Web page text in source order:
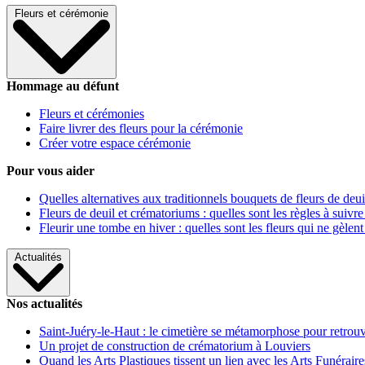
Fleurs et cérémonie
Hommage au défunt
Fleurs et cérémonies
Faire livrer des fleurs pour la cérémonie
Créer votre espace cérémonie
Pour vous aider
Quelles alternatives aux traditionnels bouquets de fleurs de
Fleurs de deuil et crématoriums : quelles sont les règles à
Fleurir une tombe en hiver : quelles sont les fleurs qui ne gèlent
Actualités
Nos actualités
Saint-Juéry-le-Haut : le cimetière se métamorphose pour
Un projet de construction de crématorium à Louviers
Quand les Arts Plastiques tissent un lien avec les Arts